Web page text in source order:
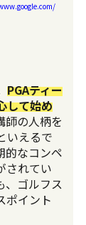
PGAティー
して始め
師の人柄を
いえるで
的なコンペ
されてい
、ゴルフス
ポイント